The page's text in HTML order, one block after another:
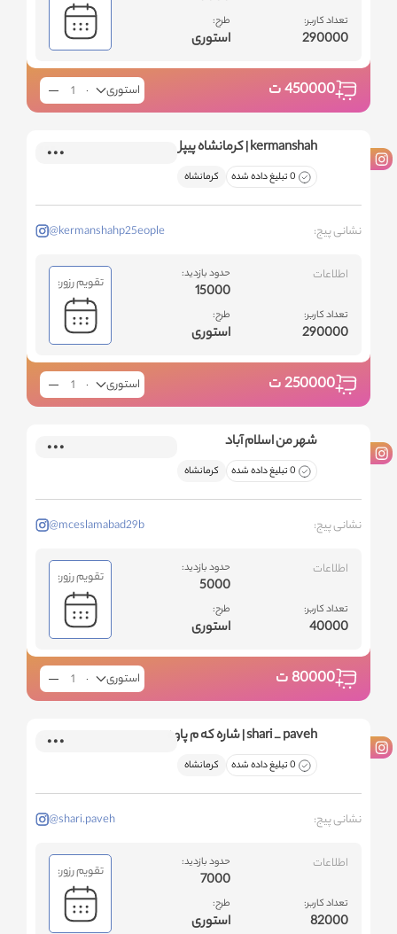
تعداد کاربر:
290000
طرح:
استوری
450000ت استوری
kermanshah | کرمانشاه پیپل
0 تبلیغ داده شده کرمانشاه
نشانی پیج: @kermanshahp25eople
اطلاعات
تعداد کاربر:
290000
حدود بازدید:
15000
طرح:
استوری
تقویم رزور:
250000ت استوری
شهر من اسلام آباد
0 تبلیغ داده شده کرمانشاه
نشانی پیج: @mceslamabad29b
اطلاعات
تعداد کاربر:
40000
حدود بازدید:
5000
طرح:
استوری
تقویم رزور:
80000ت استوری
shari _ paveh | شاره که م پاوه
0 تبلیغ داده شده کرمانشاه
نشانی پیج: @shari.paveh
اطلاعات
تعداد کاربر:
82000
حدود بازدید:
7000
طرح:
استوری
تقویم رزور: